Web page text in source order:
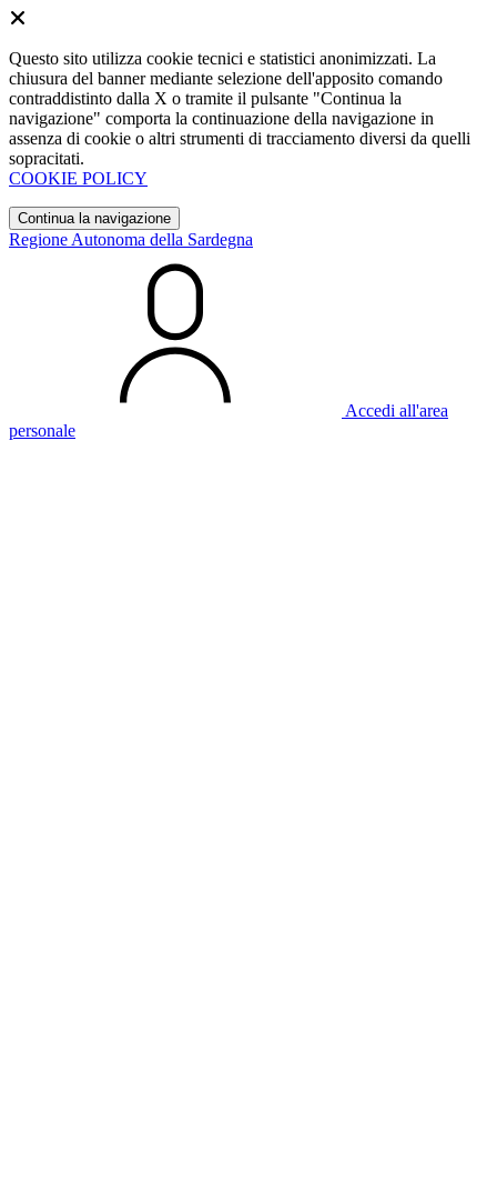
Questo sito utilizza cookie tecnici e statistici anonimizzati. La
chiusura del banner mediante selezione dell'apposito comando
contraddistinto dalla X o tramite il pulsante "Continua la
navigazione" comporta la continuazione della navigazione in
assenza di cookie o altri strumenti di tracciamento diversi da quelli
sopracitati.
COOKIE POLICY
Continua la navigazione
Regione Autonoma della Sardegna
Accedi all'area
personale